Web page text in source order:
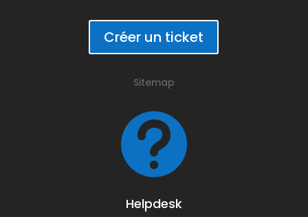
Créer un ticket
Sitemap

Helpdesk